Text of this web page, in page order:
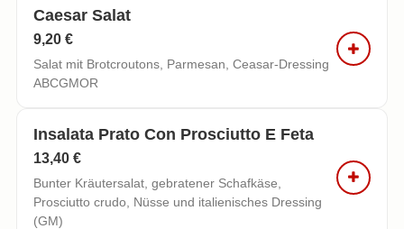
Caesar Salat
9,20 €
Salat mit Brotcroutons, Parmesan, Ceasar-Dressing
ABCGMOR
Insalata Prato Con Prosciutto E Feta
13,40 €
Bunter Kräutersalat, gebratener Schafkäse,
Prosciutto crudo, Nüsse und italienisches Dressing
(GM)